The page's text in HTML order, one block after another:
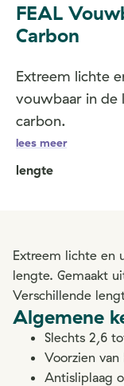
FEAL
Carbon
Extreem lichte
vouwbaar in de
carbon.
lees meer
lengte
Extreem lichte en
lengte. Gemaakt
Verschillende
Algemene
Slechts 2,6
Voorzien van
Antisliplaag